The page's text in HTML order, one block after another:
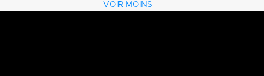
VOIR MOINS